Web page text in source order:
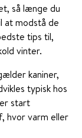
så længe du
at modstå de
tips til,
vinter.
kaniner,
typisk hos
start
hvor varm eller